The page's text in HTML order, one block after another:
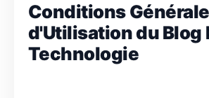
Conditions
d'Utilisation du Blog
Technologie